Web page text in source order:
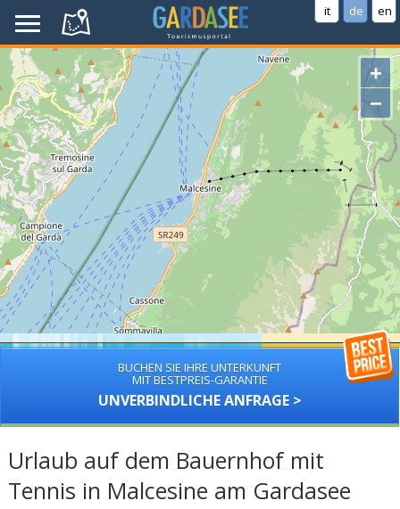
it de en
+
−
BUCHEN SIE IHRE UNTERKUNFT
MIT BESTPREIS-GARANTIE
UNVERBINDLICHE ANFRAGE >
Urlaub auf dem Bauernhof mit
Tennis in Malcesine am Gardasee